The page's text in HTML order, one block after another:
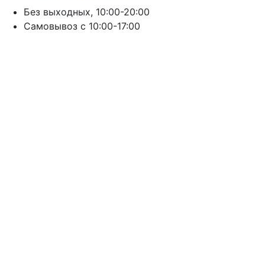
Без выходных, 10:00-20:00
Cамовывоз с 10:00-17:00